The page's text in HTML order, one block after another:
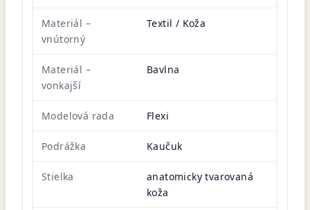
Materiál –
vnútorný
Textil / Koža
Materiál –
vonkajší
Bavlna
Modelová rada Flexi
Podrážka Kaučuk
Stielka
anatomicky tvarovaná
koža